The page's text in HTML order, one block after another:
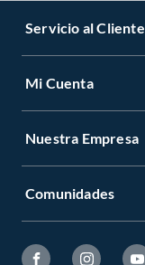
Servicio al Cliente
Mi Cuenta
Nuestra Empresa
Comunidades